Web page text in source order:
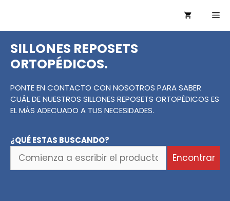
contenido
SILLONES REPOSETS
ORTOPÉDICOS.
PONTE EN CONTACTO CON NOSOTROS PARA SABER
CUÁL DE NUESTROS SILLONES REPOSETS ORTOPÉDICOS ES
EL MÁS ADECUADO A TUS NECESIDADES.
¿QUÉ ESTAS BUSCANDO?
Comienza
Encontrar